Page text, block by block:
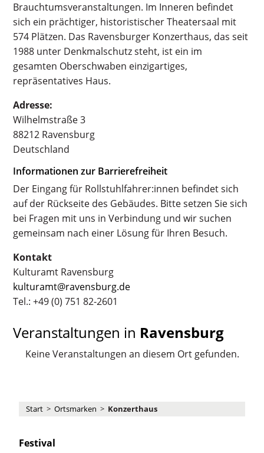
Brauchtumsveranstaltungen. Im Inneren befindet
sich ein prächtiger, historistischer Theatersaal mit
574 Plätzen. Das Ravensburger Konzerthaus, das seit
1988 unter Denkmalschutz steht, ist ein im
gesamten Oberschwaben einzigartiges,
repräsentatives Haus.
Adresse:
Wilhelmstraße 3
88212 Ravensburg
Deutschland
Informationen zur Barrierefreiheit
Der Eingang für Rollstuhlfahrer:innen befindet sich
auf der Rückseite des Gebäudes. Bitte setzen Sie sich
bei Fragen mit uns in Verbindung und wir suchen
gemeinsam nach einer Lösung für Ihren Besuch.
Kontakt
Kulturamt Ravensburg
kulturamt@ravensburg.de
Tel.: +49 (0) 751 82-2601
Veranstaltungen in Ravensburg
Keine Veranstaltungen an diesem Ort gefunden.
Start >Ortsmarken > Konzerthaus
Festival